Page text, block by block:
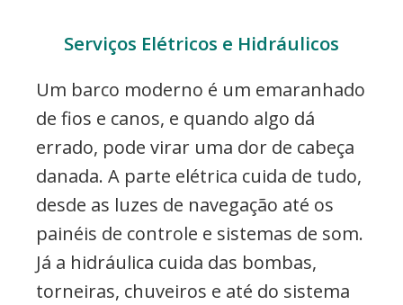
Serviços Elétricos e Hidráulicos
Um barco moderno é um emaranhado
de fios e canos, e quando algo dá
errado, pode virar uma dor de cabeça
danada. A parte elétrica cuida de tudo,
desde as luzes de navegação até os
painéis de controle e sistemas de som.
Já a hidráulica cuida das bombas,
torneiras, chuveiros e até do sistema